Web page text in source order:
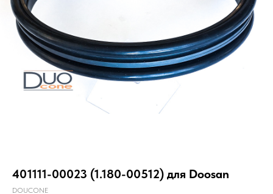
401111-00023 (1.180-00512) для Doosan
DOUCONE